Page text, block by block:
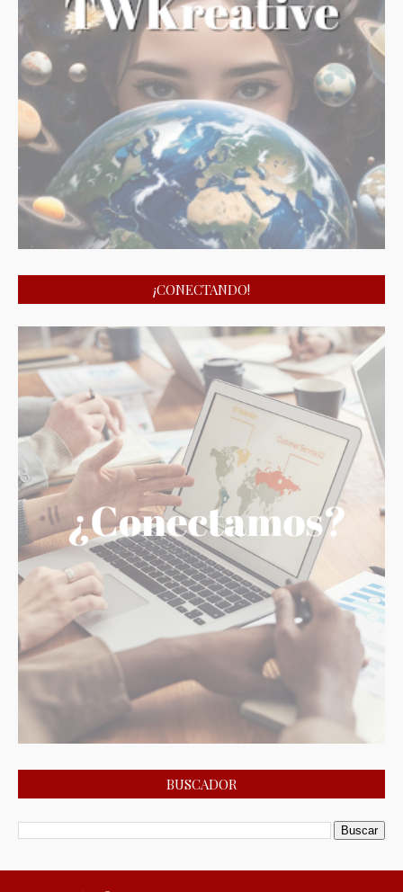
¡CONECTANDO!
BUSCADOR